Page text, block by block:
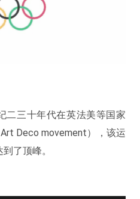
二三十年代在英法美等国家
Deco movement），该运
了顶峰。